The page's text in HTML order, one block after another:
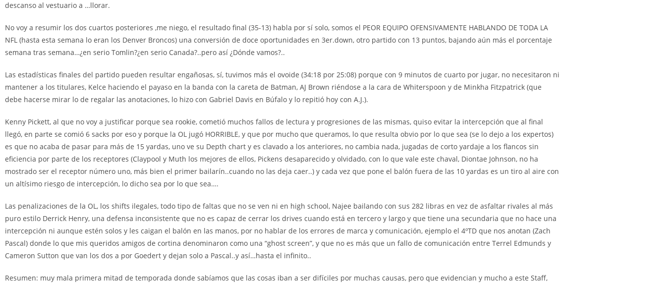
descanso al vestuario a …llorar.
No voy a resumir los dos cuartos posteriores ,me niego, el resultado final (35-13) habla por sí solo, somos el PEOR EQUIPO OFENSIVAMENTE HABLANDO DE TODA LA
NFL (hasta esta semana lo eran los Denver Broncos) una conversión de doce oportunidades en 3er.down, otro partido con 13 puntos, bajando aún más el porcentaje
semana tras semana…¿en serio Tomlin?¿en serio Canada?..pero así ¿Dónde vamos?..
Las estadísticas finales del partido pueden resultar engañosas, sí, tuvimos más el ovoide (34:18 por 25:08) porque con 9 minutos de cuarto por jugar, no necesitaron ni
mantener a los titulares, Kelce haciendo el payaso en la banda con la careta de Batman, AJ Brown riéndose a la cara de Whiterspoon y de Minkha Fitzpatrick (que
debe hacerse mirar lo de regalar las anotaciones, lo hizo con Gabriel Davis en Búfalo y lo repitió hoy con A.J.).
Kenny Pickett, al que no voy a justificar porque sea rookie, cometió muchos fallos de lectura y progresiones de las mismas, quiso evitar la intercepción que al final
llegó, en parte se comió 6 sacks por eso y porque la OL jugó HORRIBLE, y que por mucho que queramos, lo que resulta obvio por lo que sea (se lo dejo a los expertos)
es que no acaba de pasar para más de 15 yardas, uno ve su Depth chart y es clavado a los anteriores, no cambia nada, jugadas de corto yardaje a los flancos sin
eficiencia por parte de los receptores (Claypool y Muth los mejores de ellos, Pickens desaparecido y olvidado, con lo que vale este chaval, Diontae Johnson, no ha
mostrado ser el receptor número uno, más bien el primer bailarín..cuando no las deja caer..) y cada vez que pone el balón fuera de las 10 yardas es un tiro al aire con
un altísimo riesgo de intercepción, lo dicho sea por lo que sea….
Las penalizaciones de la OL, los shifts ilegales, todo tipo de faltas que no se ven ni en high school, Najee bailando con sus 282 libras en vez de asfaltar rivales al más
puro estilo Derrick Henry, una defensa inconsistente que no es capaz de cerrar los drives cuando está en tercero y largo y que tiene una secundaria que no hace una
intercepción ni aunque estén solos y les caigan el balón en las manos, por no hablar de los errores de marca y comunicación, ejemplo el 4ºTD que nos anotan (Zach
Pascal) donde lo que mis queridos amigos de cortina denominaron como una “ghost screen”, y que no es más que un fallo de comunicación entre Terrel Edmunds y
Cameron Sutton que van los dos a por Goedert y dejan solo a Pascal..y así…hasta el infinito..
Resumen: muy mala primera mitad de temporada donde sabíamos que las cosas iban a ser difíciles por muchas causas, pero que evidencian y mucho a este Staff,